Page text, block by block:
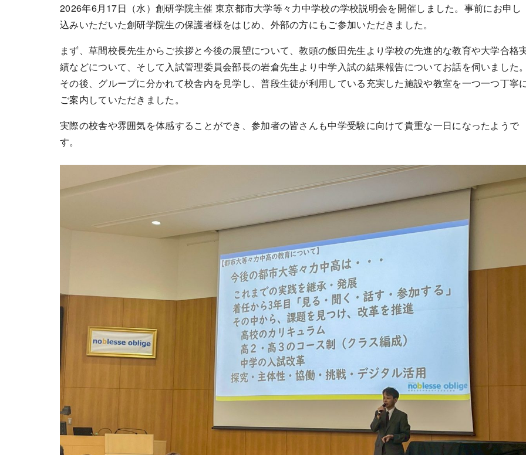
2026年6月17日（水）創研学院主催 東京都市大学等々力中学校の学校説明会を開催しました。事前にお申し
込みいただいた創研学院生の保護者様をはじめ、外部の方にもご参加いただきました。
まず、草間校長先生からご挨拶と今後の展望について、教頭の飯田先生より学校の先進的な教育や大学合格
績などについて、そして入試管理委員会部長の岩倉先生より中学入試の結果報告についてお話を伺いました
その後、グループに分かれて校舎内を見学し、普段生徒が利用している充実した施設や教室を一つ一つ丁寧
ご案内していただきました。
実際の校舎や雰囲気を体感することができ、参加者の皆さんも中学受験に向けて貴重な一日になったようで
す。